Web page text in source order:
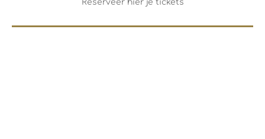
Reserveer hier je tickets